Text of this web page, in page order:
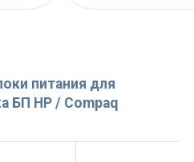
питания для
БП HP / Compaq